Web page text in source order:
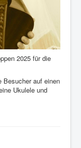
2025 für die
Besucher auf einen
Ukulele und